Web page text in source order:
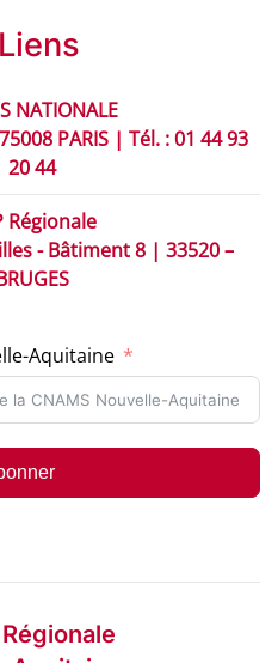
Liens
NATIONALE
PARIS | Tél. : 01 44 93
20 44
Régionale
- Bâtiment 8 | 33520 –
Aquitaine